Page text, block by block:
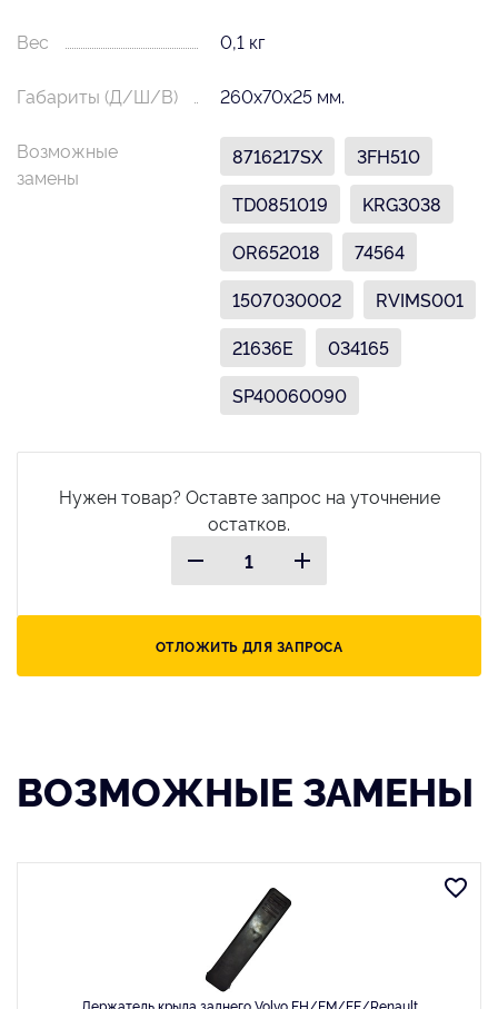
Вес 0,1 кг
Габариты (Д/Ш/В) 260х70х25 мм.
Возможные
замены
8716217SX
3FH510
TD0851019
KRG3038
OR652018
74564
1507030002
RVIMS001
21636E
034165
SP40060090
Нужен товар? Оставте запрос на уточнение
остатков.
ОТЛОЖИТЬ ДЛЯ ЗАПРОСА
ВОЗМОЖНЫЕ ЗАМЕНЫ
Держатель крыла заднего Volvo FH/FM/FE/Renault